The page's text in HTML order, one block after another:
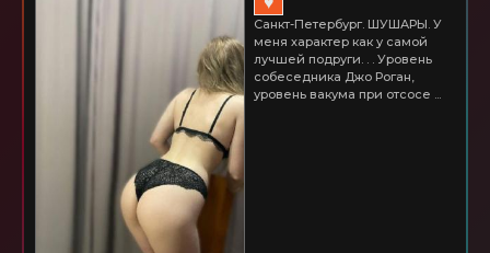
Санкт-Петербург. ШУШАРЫ. У
меня характер как у самой
лучшей подруги. . . Уровень
собеседника Джо Роган,
уровень вакума при отсосе ...